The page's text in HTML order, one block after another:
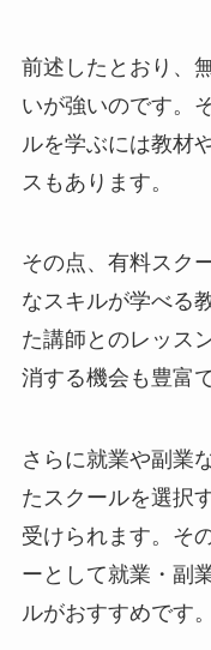
前述したとおり、
いが強いのです。
ルを学ぶには教材
スもあります。
その点、有料スク
なスキルが学べる
た講師とのレッス
消する機会も豊富で
さらに就業や副業
たスクールを選択
受けられます。そ
ーとして就業・副
ルがおすすめです。